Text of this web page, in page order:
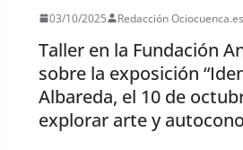
03/10/2025 Redacción Ociocuenca.es
Taller en la Fundación
sobre la exposición
Albareda, el 10 de
explorar arte y